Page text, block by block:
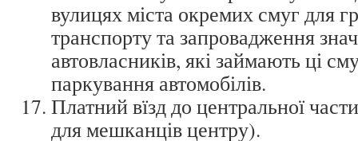
вулицях міста окремих смуг для
транспорту та запровадження
автовласників, які займають ці
паркування автомобілів.
Платний вїзд до центральної
для мешканців центру).